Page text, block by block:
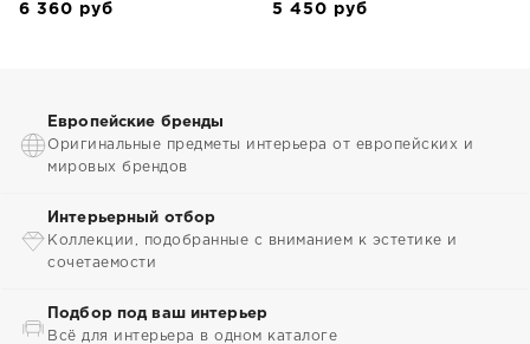
6 360 руб 5 450 руб
Европейские бренды
Оригинальные предметы интерьера от европейских и
мировых брендов
Интерьерный отбор
Коллекции, подобранные с вниманием к эстетике и
сочетаемости
Подбор под ваш интерьер
Всё для интерьера в одном каталоге